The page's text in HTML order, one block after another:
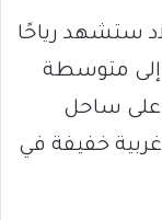
ستشهد رياحًا
إلى متوسطة
على ساحل
غربية خفيفة في